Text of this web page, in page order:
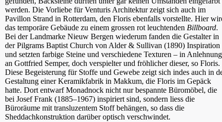
werden. Die Vorliebe für Venturis Architektur zeigt sich auch im
Pavillon Strand in Rotterdam, den Floris ebenfalls vorstellte. Hier
das temporäre Gebäude zu einem grossen rot leuchtenden Billboard.
Bei der Landmarke Nieuw Bergen wiederum fanden die Gestalter in
der Pilgrams Baptist Church von Alder & Sullivan (1890) Inspiration
und setzten farbige Steine und verschiedene Texturen – in Anlehnung
an Gottfried Semper, doch verspielter und fröhlicher dieser, so Floris.
Diese Begeisterung für Stoffe und Gewebe zeigt sich indes auch in
Gestaltung einer Keramikfabrik in Makkum, die Floris im Gepäck
hatte. Dort entwarf Monadnock nicht nur bespannte Büromöbel, die
bei Josef Frank (1885–1967) inspiriert sind, sondern liess die
Büroräume mit transluzentem Stoff behängen, so dass die
Sheddachkonstruktion darüber optisch verschwindet.